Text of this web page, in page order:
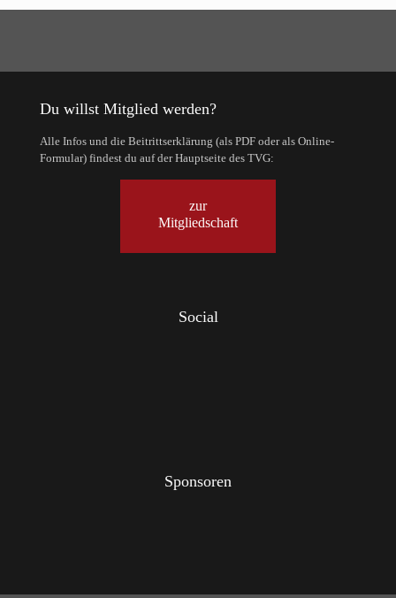
Du willst Mitglied werden?
Alle Infos und die Beitrittserklärung (als PDF oder als Online-
Formular) findest du auf der Hauptseite des TVG:
zur
Mitgliedschaft
Social
Sponsoren